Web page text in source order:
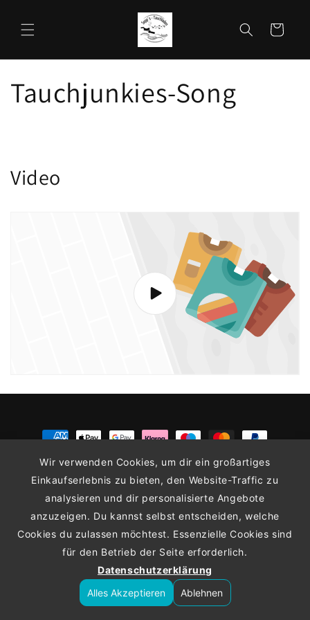
Wir verwenden Cookies, um dir ein großartiges
Einkaufserlebnis zu bieten, den Website-Traffic zu
analysieren und dir personalisierte Angebote
anzuzeigen. Du kannst selbst entscheiden, welche
Cookies du zulassen möchtest. Essenzielle Cookies sind
für den Betrieb der Seite erforderlich.
Datenschutzerklärung
Alles Akzeptieren
Ablehnen
Inhalt
Warenkorb
Tauchjunkies-Song
Video
Zahlungsmethoden
Kontaktinformationen Widerrufsrecht Versand Impressum